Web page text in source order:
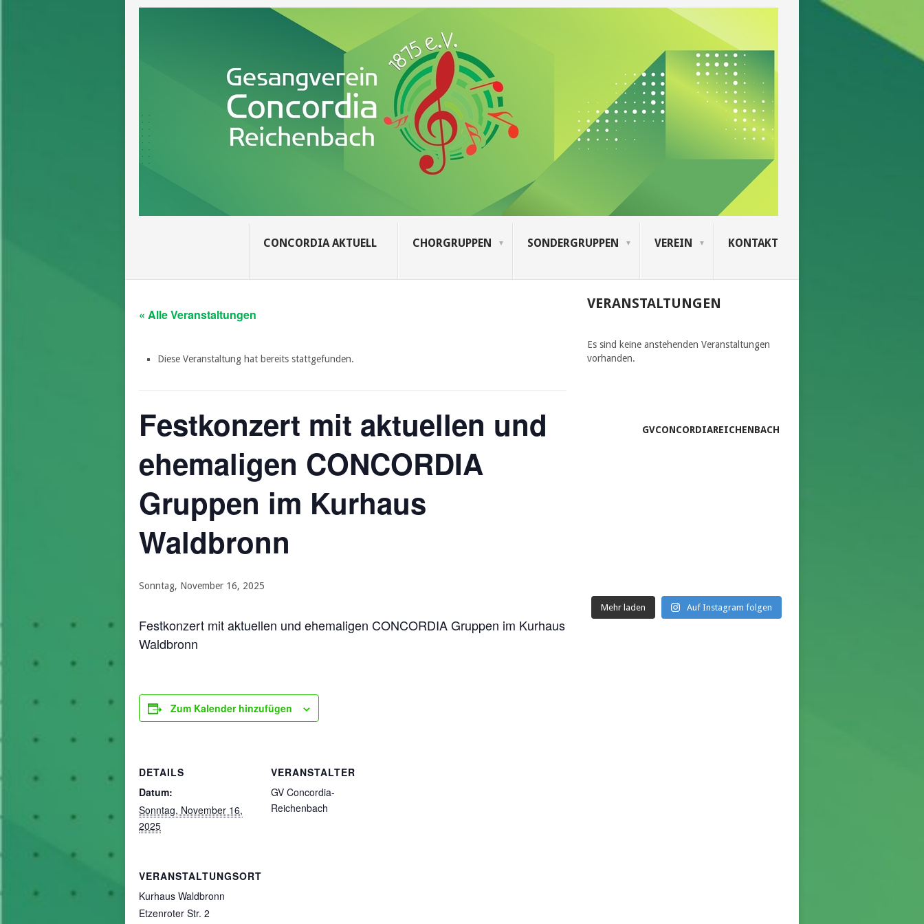
CONCORDIA AKTUELL CHORGRUPPEN SONDERGRUPPEN VEREIN KONTAKT
« Alle Veranstaltungen
Diese Veranstaltung hat bereits stattgefunden.
Festkonzert mit aktuellen und
ehemaligen CONCORDIA
Gruppen im Kurhaus
Waldbronn
Sonntag, November 16, 2025
Festkonzert mit aktuellen und ehemaligen CONCORDIA Gruppen im Kurhaus
Waldbronn
Zum Kalender hinzufügen
DETAILS
Datum:
Sonntag, November 16,
2025
VERANSTALTER
GV Concordia-
Reichenbach
VERANSTALTUNGSORT
Kurhaus Waldbronn
Etzenroter Str. 2
VERANSTALTUNGEN
Es sind keine anstehenden Veranstaltungen
vorhanden.
GVCONCORDIAREICHENBACH
Mehr laden Auf Instagram folgen